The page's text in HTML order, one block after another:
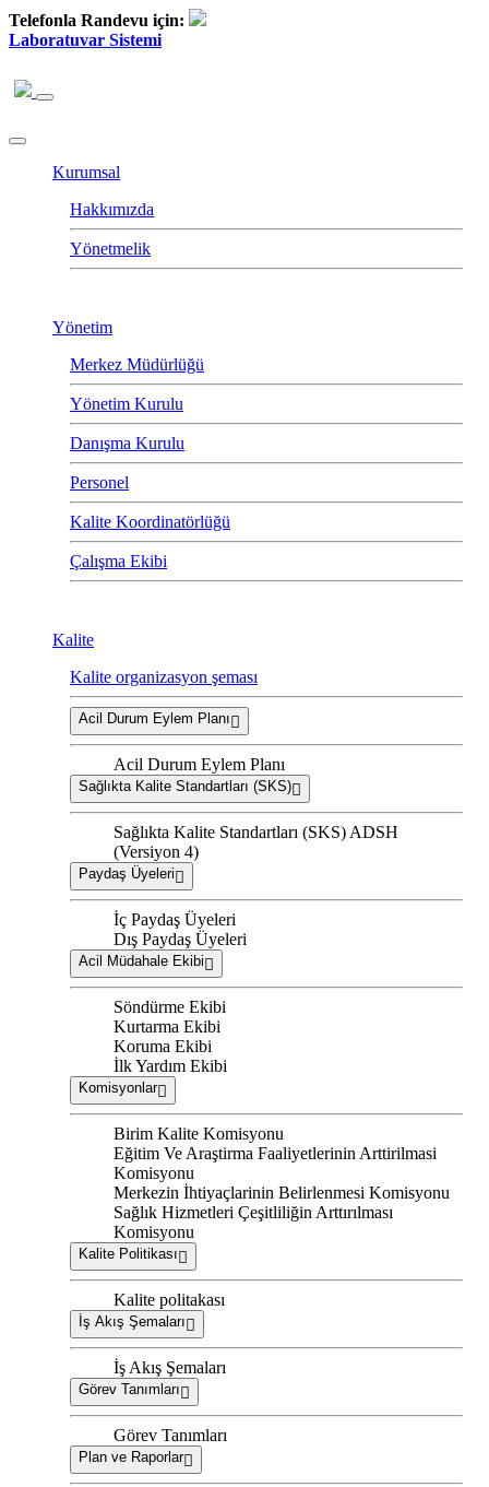
Telefonla Randevu için:
Laboratuvar Sistemi
Kurumsal
Hakkımızda
Yönetmelik
Yönetim
Merkez Müdürlüğü
Yönetim Kurulu
Danışma Kurulu
Personel
Kalite Koordinatörlüğü
Çalışma Ekibi
Kalite
Kalite organizasyon şeması
Acil Durum Eylem Planı
Acil Durum Eylem Planı
Sağlıkta Kalite Standartları (SKS)
Sağlıkta Kalite Standartları (SKS) ADSH
(Versiyon 4)
Paydaş Üyeleri
İç Paydaş Üyeleri
Dış Paydaş Üyeleri
Acil Müdahale Ekibi
Söndürme Ekibi
Kurtarma Ekibi
Koruma Ekibi
İlk Yardım Ekibi
Komisyonlar
Birim Kalite Komisyonu
Eğitim Ve Araştirma Faaliyetlerinin Arttirilmasi
Komisyonu
Merkezin İhtiyaçlarinin Belirlenmesi Komisyonu
Sağlık Hizmetleri Çeşitliliğin Arttırılması
Komisyonu
Kalite Politikası
Kalite politakası
İş Akış Şemaları
İş Akış Şemaları
Görev Tanımları
Görev Tanımları
Plan ve Raporlar